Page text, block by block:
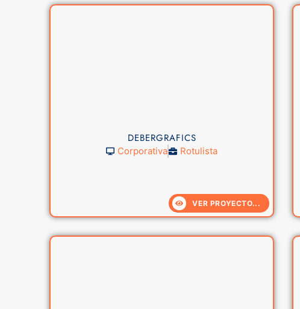
DEBERGRAFICS
Corporativa Rotulista
VER PROYECTO...